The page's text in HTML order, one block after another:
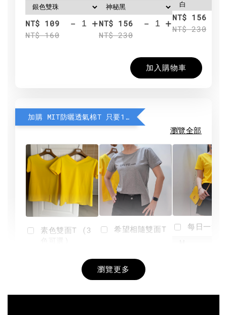
NT$ 109
NT$ 160
- +NT$ 156
NT$ 230
- +NT$ 156
NT$ 230
加入購物車
加購 MIT防曬透氣棉T 只要190元
瀏覽全部
素色雙面T (3
+
希望相隨雙面T
NT$ 190
-
每日一笑
瀏覽更多